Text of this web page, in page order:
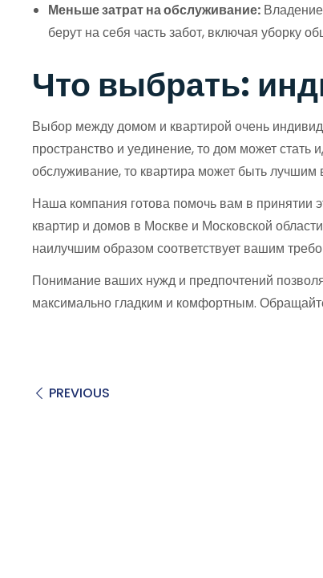
Меньше затрат на обслуживание:
берут на себя часть забот, включая уборку
Что выбрать:
Выбор между домом и квартирой очень
пространство и уединение, то дом может
обслуживание, то квартира может быть лучшим
Наша компания готова помочь вам в принятии
квартир и домов в Москве и Московской
наилучшим образом соответствует вашим
Понимание ваших нужд и предпочтений
максимально гладким и комфортным.
PREVIOUS